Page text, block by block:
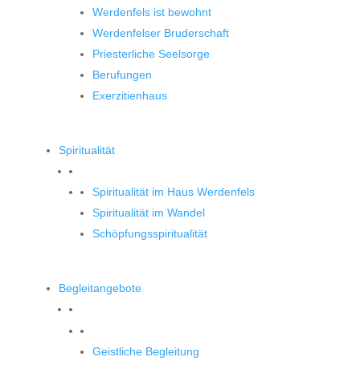
Werdenfels ist bewohnt
Werdenfelser Bruderschaft
Priesterliche Seelsorge
Berufungen
Exerzitienhaus
Spiritualität
Spiritualität im Haus Werdenfels
Spiritualität im Wandel
Schöpfungsspiritualität
Begleitangebote
Geistliche Begleitung